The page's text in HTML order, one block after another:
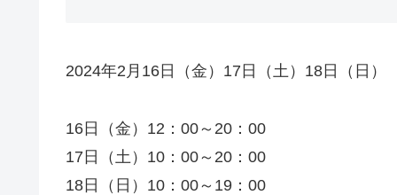
2024年2月16日（金）17日（土）18日（日）
16日（金）12：00～20：00
17日（土）10：00～20：00
18日（日）10：00～19：00